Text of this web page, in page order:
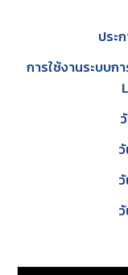
ประ
การใช้งานระบบ